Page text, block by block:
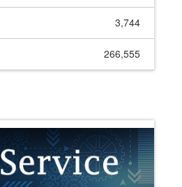
3,744
266,555